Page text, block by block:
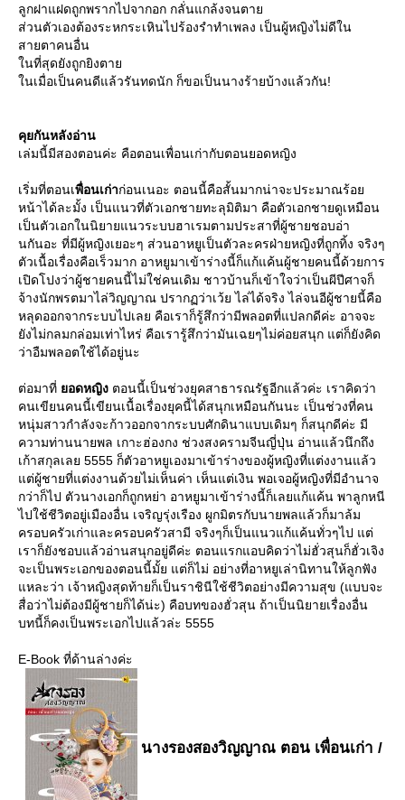
ลูกฝาแฝดถูกพรากไปจากอก กลั่นแกล้งจนตา
ส่วนตัวเองต้องระหกระเหินไปร้องรำทำเพลง เป็นผู้หญิงไม่ดีใน
สายตาคนอื่น
นที่สุดยังถูกยิงตา
นเมื่อเป็นคนดีแล้วรันทดนัก ก็ขอเป็นนางร้ายบ้างแล้วกัน!
คุยกันหลังอ่าน
เล่มนี้มีสองตอนค่ะ คือตอนเพื่อนเก่ากับตอนยอดหญิง
เริ่มที่ตอนเพื่อนเก่าก่อนเนอะ ตอนนี้คือสั้นมากน่าจะประมาณร้อ
หน้าได้ละมั้ง เป็นแนวที่ตัวเอกชายทะลุมิติมา คือตัวเอกชายดูเหมือน
เป็นตัวเอกในนิยายแนวระบบฮาเรมตามประสาที่ผู้ชายชอบอ่า
นกันอะ ที่มีผู้หญิงเยอะๆ ส่วนอาหยูเป็นตัวละครฝ่ายหญิงที่ถูกทิ้ง จริงๆ
ตัวเนื้อเรื่องคือเร็วมาก อาหยูมาเข้าร่างนี้ก็แก้แค้นผู้ชายคนนี้ด้วยการ
เปิดโปงว่าผู้ชายคนนี้ไม่ใช่คนเดิม ชาวบ้านก็เข้าใจว่าเป็นผีปีศาจก็
จ้างนักพรตมาไล่วิญญาณ ปรากฏว่าเว้ย ไล่ได้จริง ไล่จนอีผู้ชายนี้คือ
หลุดออกจากระบบไปเลย คือเราก็รู้สึกว่ามีพลอตที่แปลกดีค่ะ อาจจะ
ังไม่กลมกล่อมเท่าไหร่ คือเรารู้สึกว่ามันเฉยๆไม่ค่อยสนุก แต่ก็ยังคิด
ว่าอืมพลอตใช้ได้อยู่นะ
ต่อมาที่ อดหญิง ตอนนี้เป็นช่วงยุคสาธารณรัฐอีกแล้วค่ะ เราคิดว่า
คนเขียนคนนี้เขียนเนื้อเรื่องยุคนี้ได้สนุกเหมือนกันนะ เป็นช่วงที่คน
หนุ่มสาวกำลังจะก้าวออกจากระบบศักดินาแบบเดิมๆ ก็สนุกดีค่ะ มี
ความท่านนายพล เกาะฮ่องกง ช่วงสงครามจีนญี่ปุ่น อ่านแล้วนึกถึง
เก้าสกุลเลย 5555 ก็ตัวอาหยูเองมาเข้าร่างของผู้หญิงที่แต่งงานแล้ว
ต่ผู้ชายที่แต่งงานด้วยไม่เห็นค่า เห็นแต่เงิน พอเจอผู้หญิงที่มีอำนาจ
กว่าก็ไป ตัวนางเอกก็ถูกหย่า อาหยูมาเข้าร่างนี้ก็เลยแก้แค้น พาลูกหนี
ไปใช้ชีวิตอยู่เมืองอื่น เจริญรุ่งเรือง ผูกมิตรกับนายพลแล้วก็มาล้ม
ครอบครัวเก่าและครอบครัวสามี จริงๆก็เป็นแนวแก้แค้นทั่วๆไป แต่
เราก็ยังชอบแล้วอ่านสนุกอยู่ดีค่ะ ตอนแรกแอบคิดว่าไม่ฮั่วสุนก็ฮั่วเจิง
จะเป็นพระเอกของตอนนี้มั้ย แต่ก็ไม่ อย่างที่อาหยูเล่านิทานให้ลูกฟัง
หละว่า เจ้าหญิงสุดท้ายก็เป็นราชินีใช้ชีวิตอย่างมีความสุข (แบบจะ
สื่อว่าไม่ต้องมีผู้ชายก็ได้น่ะ) คือบทของฮั่วสุน ถ้าเป็นนิยายเรื่องอื่น
บทนี้ก็คงเป็นพระเอกไปแล้วล่ะ 5555
E-Book ที่ด้านล่างค่ะ
นางรองสองวิญญาณ ตอน เพื่อนเก่า /